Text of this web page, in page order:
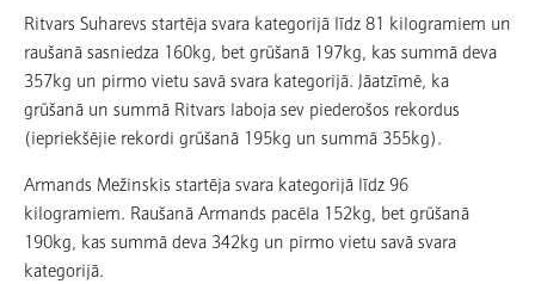
Ritvars Suharevs startēja svara kategorijā līdz 81 kilogramiem un
raušanā sasniedza 160kg, bet grūšanā 197kg, kas summā deva
357kg un pirmo vietu savā svara kategorijā. Jāatzīmē, ka
grūšanā un summā Ritvars laboja sev piederošos rekordus
(iepriekšējie rekordi grūšanā 195kg un summā 355kg).
Armands Mežinskis startēja svara kategorijā līdz 96
kilogramiem. Raušanā Armands pacēla 152kg, bet grūšanā
190kg, kas summā deva 342kg un pirmo vietu savā svara
kategorijā.